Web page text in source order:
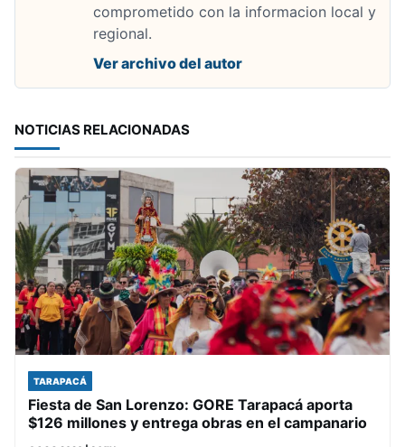
comprometido con la informacion local y
regional.
Ver archivo del autor
NOTICIAS RELACIONADAS
TARAPACÁ
Fiesta de San Lorenzo: GORE Tarapacá aporta
$126 millones y entrega obras en el campanario